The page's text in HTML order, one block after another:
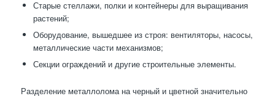
Старые стеллажи, полки и контейнеры для выращивания
растений;
Оборудование, вышедшее из строя: вентиляторы, насосы,
металлические части механизмов;
Секции ограждений и другие строительные элементы.
Разделение металлолома на черный и цветной значительно